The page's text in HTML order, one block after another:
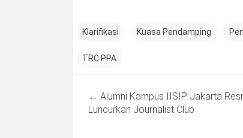
Klarifikasi Kuasa Pendamping
TRC PPA
navigation
← ‎Alumni Kampus IISIP Jakarta
Luncurkan Journalist Club